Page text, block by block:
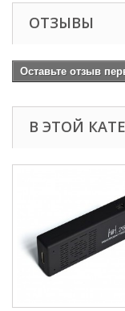
ОТЗЫВЫ
Оставьте отзыв
В ЭТОЙ